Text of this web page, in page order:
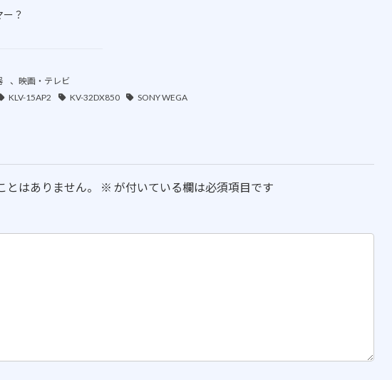
？
、 映画・テレビ
KLV-15AP2 KV-32DX850 SONY WEGA
はありません。 ※ が付いている欄は必須項目です